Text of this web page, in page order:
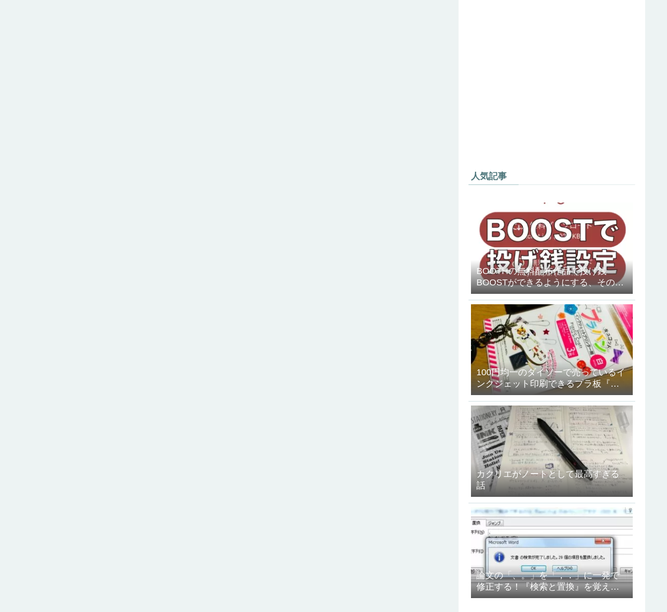
人気記事
BOOTHの無料配布作品で投げ銭
BOOSTができるようにする、その方
法
100円均一のダイソーで売っているイ
ンクジェット印刷できるプラ板『キ
ュコット』を使ってみたよ！
カクリエがノートとして最高すぎる
話
論文の「、。」を「，．」に一発で
修正する！『検索と置換』を覚えよ
う